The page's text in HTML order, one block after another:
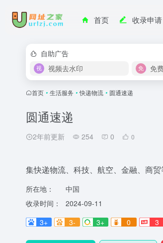
首页 收录申请
自助广告
视频去水印
免
首页 • 生活服务 • 快递物流 • 圆通速递
圆通速递
2年前更新 254 0 0
集快递物流、科技、航空、金融、商贸
所在地：
中国
收录时间：
2024-09-11
3+
3- 3+ 0 3